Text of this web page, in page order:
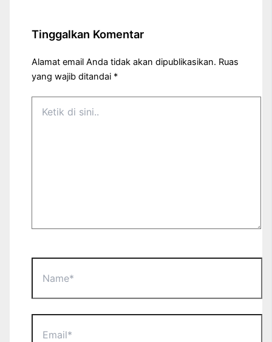
Tinggalkan Komentar
Alamat email Anda tidak akan dipublikasikan. Ruas
yang wajib ditandai *